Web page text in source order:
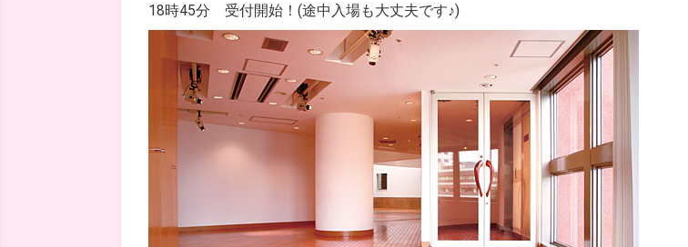
18時45分 受付開始！(途中入場も大丈夫です♪)